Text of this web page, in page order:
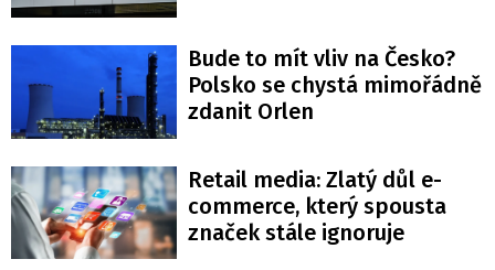
Bude to mít vliv na Česko?
Polsko se chystá mimořádně
zdanit Orlen
Retail media: Zlatý důl e-
commerce, který spousta
značek stále ignoruje